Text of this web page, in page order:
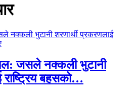
जसले नक्कली भुटानी
राष्ट्रिय बहसको…